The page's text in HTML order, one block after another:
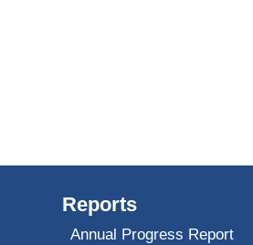
Reports
Annual Progress Report